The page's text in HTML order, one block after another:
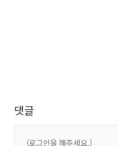
댓글